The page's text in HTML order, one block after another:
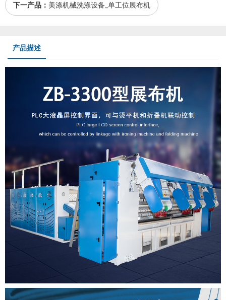
下一产品： 美涤机械洗涤设备_单工位展布机
产品描述